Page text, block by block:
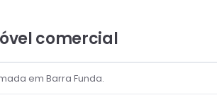
comercial
em Barra Funda.